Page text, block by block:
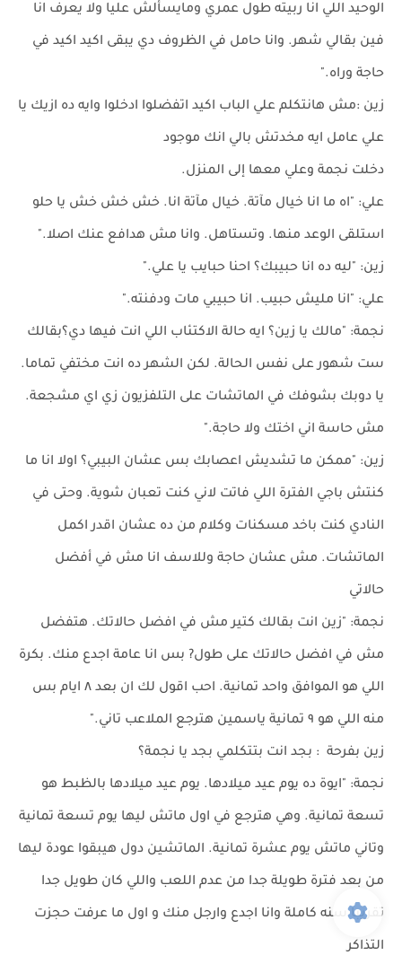
الوحيد اللي انا ربيته طول عمري ومايسألش عليا ولا يعرف انا
فين بقالي شهر. وانا حامل في الظروف دي يبقى اكيد اكيد في
حاجة وراه."
زين :مش هانتكلم علي الباب اكيد اتفضلوا ادخلوا وايه ده ازيك يا
علي عامل ايه مخدتش بالي انك موجود
دخلت نجمة وعلي معها إلى المنزل.
علي: "اه ما انا خيال مآتة. خيال مآتة انا. خش خش خش يا حلو
استلقى الوعد منها. وتستاهل. وانا مش هدافع عنك اصلا."
زين: "ليه ده انا حبيبك؟ احنا حبايب يا علي."
علي: "انا مليش حبيب. انا حبيبي مات ودفنته."
نجمة: "مالك يا زين؟ ايه حالة الاكتئاب اللي انت فيها دي؟بقالك
ست شهور على نفس الحالة. لكن الشهر ده انت مختفي تماما.
يا دوبك بشوفك في الماتشات على التلفزيون زي اي مشجعة.
مش حاسة اني اختك ولا حاجة."
زين: "ممكن ما تشديش اعصابك بس عشان البيبي؟ اولا انا ما
كنتش باجي الفترة اللي فاتت لاني كنت تعبان شوية. وحتى في
النادي كنت باخد مسكنات وكلام من ده عشان اقدر اكمل
الماتشات. مش عشان حاجة وللاسف انا مش في أفضل
حالاتي
نجمة: "زين انت بقالك كتير مش في افضل حالاتك. هتفضل
مش في افضل حالاتك على طول? بس انا عامة اجدع منك. بكرة
اللي هو الموافق واحد تمانية. احب اقول لك ان بعد ٨ ايام بس
منه اللي هو ٩ تمانية ياسمين هترجع الملاعب تاني."
زين بفرحة : بجد انت بتتكلمي بجد يا نجمة؟
نجمة: "ايوة ده يوم عيد ميلادها. يوم عيد ميلادها بالظبط هو
تسعة تمانية. وهي هترجع في اول ماتش ليها يوم تسعة تمانية
وتاني ماتش يوم عشرة تمانية. الماتشين دول هيبقوا عودة ليها
من بعد فترة طويلة جدا من عدم اللعب واللي كان طويل جدا
تقريبا سنه كاملة وانا اجدع وارجل منك و اول ما عرفت حجزت
التذاكر